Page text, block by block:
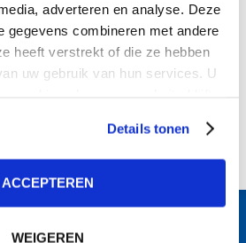
adverteren en analyse. Deze
gegevens combineren met andere
heeft verstrekt of die ze hebben
uw gebruik van hun services. U
Details tonen
ACCEPTEREN
WEIGEREN